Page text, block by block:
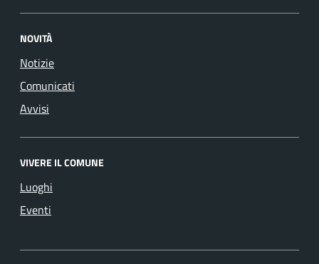
NOVITÀ
Notizie
Comunicati
Avvisi
VIVERE IL COMUNE
Luoghi
Eventi